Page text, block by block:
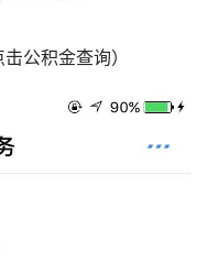
公积金查询）